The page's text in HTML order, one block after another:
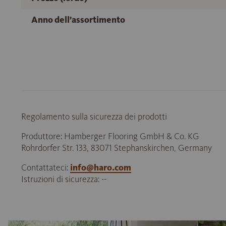
Anno dell’assortimento
Regolamento sulla sicurezza dei prodotti
Produttore: Hamberger Flooring GmbH & Co. KG
Rohrdorfer Str. 133, 83071 Stephanskirchen, Germany
Contattateci: info@haro.com
Istruzioni di sicurezza: --